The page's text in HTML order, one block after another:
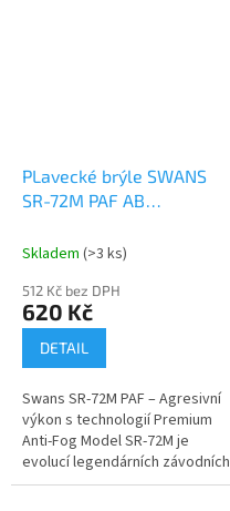
PLavecké brýle SWANS
SR-72M PAF AB
Skladem (>3 ks)
512 Kč bez DPH
620 Kč
DETAIL
Swans SR-72M PAF – Agresivní
výkon s technologií Premium
Anti-Fog Model SR-72M je
evolucí legendárních závodních
brýlí. Klíčem k jejich úspěchu je